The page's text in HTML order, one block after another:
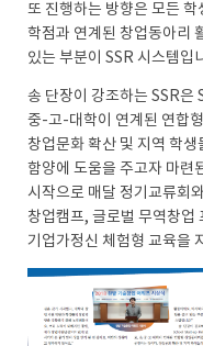
또 진행하는 방향은 모든
학점과 연계된 창업동아리
있는 부분이 SSR 시스템입
송 단장이 강조하는 SSR
중-고-대학이 연계된 연합
창업문화 확산 및 지역 학
함양에 도움을 주고자 마련
시작으로 매달 정기교류회
창업캠프, 글로벌 무역창
기업가정신 체험형 교육을